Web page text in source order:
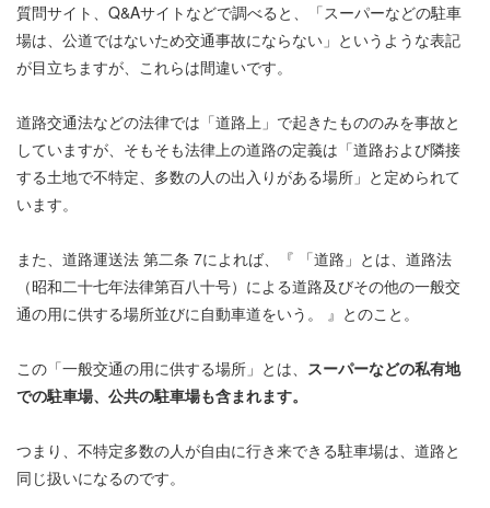
質問サイト、Q&Aサイトなどで調べると、「スーパーなどの駐車
場は、公道ではないため交通事故にならない」というような表記
が目立ちますが、これらは間違いです。
道路交通法などの法律では「道路上」で起きたもののみを事故と
していますが、そもそも法律上の道路の定義は「道路および隣接
する土地で不特定、多数の人の出入りがある場所」と定められて
います。
また、道路運送法 第二条 7によれば、『 「道路」とは、道路法
（昭和二十七年法律第百八十号）による道路及びその他の一般交
通の用に供する場所並びに自動車道をいう。 』とのこと。
この「一般交通の用に供する場所」とは、 スーパーなどの私有地
での駐車場、公共の駐車場も含まれます。
つまり、不特定多数の人が自由に行き来できる駐車場は、道路と
同じ扱いになるのです。